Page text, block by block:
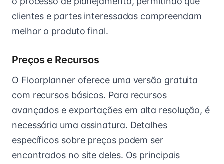
clientes e partes interessadas compreendam
melhor o produto final.
Preços e Recursos
O Floorplanner oferece uma versão gratuita
com recursos básicos. Para recursos
avançados e exportações em alta resolução, é
necessária uma assinatura. Detalhes
específicos sobre preços podem ser
encontrados no site deles. Os principais